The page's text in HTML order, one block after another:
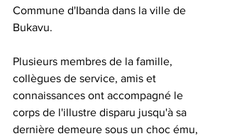
Commune d'Ibanda dans la ville de
Bukavu.
Plusieurs membres de la famille,
collègues de service, amis et
connaissances ont accompagné le
corps de l'illustre disparu jusqu'à sa
dernière demeure sous un choc ému,